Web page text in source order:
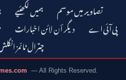
ہمیں لکھئیے
تصاویر میں موسم
دیگر اؔن لائن اخبارات
چترال ٹائمز
— All Rights Reserved.